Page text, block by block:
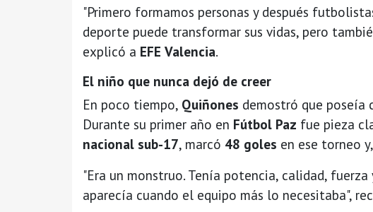
"Primero formamos personas y después
deporte puede transformar sus vidas, pero
explicó a EFE Valencia.
El niño que nunca dejó de creer
En poco tiempo, Quiñones demostró que poseía
Durante su primer año en Fútbol Paz fue pieza
nacional sub-17, marcó 48 goles en ese torneo
"Era un monstruo. Tenía potencia, calidad,
aparecía cuando el equipo más lo necesitaba",